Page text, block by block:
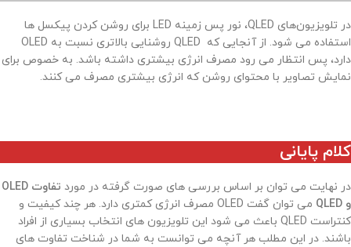
در تلویزیون‌های QLED، نور پس زمینه LED برای روشن کردن پیکسل ها
استفاده می شود. از آنجایی که QLED روشنایی بالاتری نسبت به OLED
دارد، پس انتظار می رود مصرف انرژی بیشتری داشته باشد. به خصوص برای
نمایش تصاویر با محتوای روشن که انرژی بیشتری مصرف می کنند.
کلام پایانی
در نهایت می توان بر اساس بررسی های صورت گرفته در مورد
تفاوت OLED
و QLED
می توان گفت OLED مصرف انرژی کمتری دارد. هر چند کیفیت و
کنتراست QLED باعث می شود این تلویزیون های انتخاب بسیاری از افراد
باشند. در این مطلب هر آنچه می توانست به شما در شناخت تفاوت های